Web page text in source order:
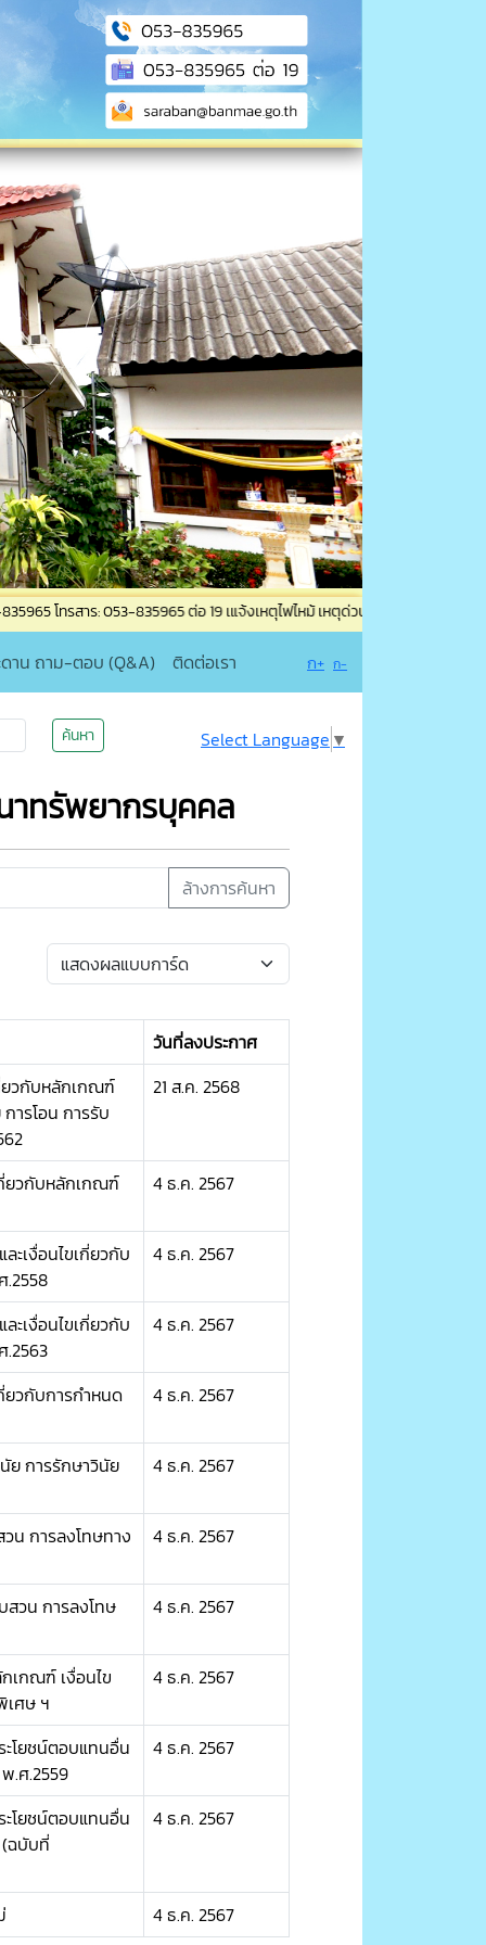
835965 ต่อ 19 เแจ้งเหตุไฟไหม้ เหตุด่วน-เหตุร้าย โทร. 053-835205 หรือ
ดาน ถาม-ตอบ (Q&A) ติดต่อเรา ก+ ก-
ค้นหา Select Language ▼
ทรัพยากรบุคคล
ล้างการค้นหา
วันที่ลงประกาศ
ยวกับหลักเกณฑ์
ารโอน การรับ
21 ส.ค. 2568
กี่ยวกับหลักเกณฑ์
4 ธ.ค. 2567
ะเงื่อนไขเกี่ยวกับ
4 ธ.ค. 2567
ะเงื่อนไขเกี่ยวกับ
4 ธ.ค. 2567
ยวกับการกำหนด
4 ธ.ค. 2567
ย การรักษาวินัย
4 ธ.ค. 2567
น การลงโทษทาง
4 ธ.ค. 2567
สวน การลงโทษ
4 ธ.ค. 2567
เกณฑ์ เงื่อนไข
เศษ ฯ
4 ธ.ค. 2567
ะโยชน์ตอบแทนอื่น
.ศ.2559
4 ธ.ค. 2567
ะโยชน์ตอบแทนอื่น
ฉบับที่
4 ธ.ค. 2567
4 ธ.ค. 2567